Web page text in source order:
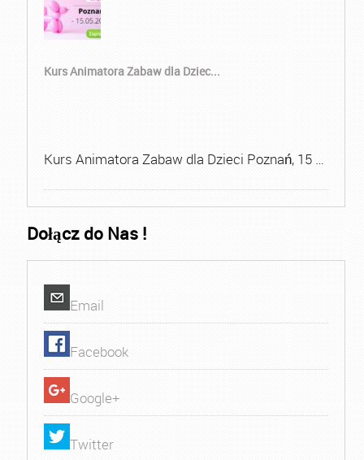
Kurs Animatora Zabaw dla Dziec...
Kurs Animatora Zabaw dla Dzieci Poznań, 15 …
Dołącz do Nas !
Email
Facebook
Google+
Twitter